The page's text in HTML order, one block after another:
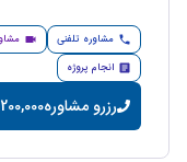
مشاوره تلفنی
انجام پروژه
رزرو مشاوره200,000 تومان/دقیقه